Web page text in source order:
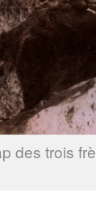
des trois